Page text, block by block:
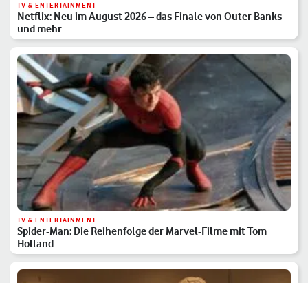
TV & ENTERTAINMENT
Netflix: Neu im August 2026 – das Finale von Outer Banks
und mehr
TV & ENTERTAINMENT
Spider-Man: Die Reihenfolge der Marvel-Filme mit Tom
Holland